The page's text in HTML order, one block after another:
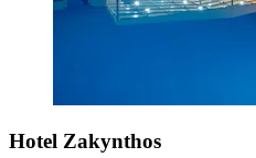
Hotel Zakynthos